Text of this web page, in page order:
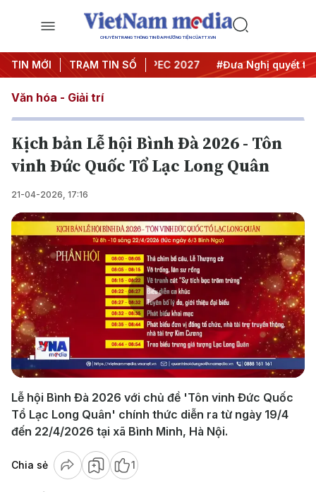
CHUYÊN TRANG THÔNG TIN ĐA PHƯƠNG TIỆN CỦA TTXVN
TIN MỚI TRẠM TIN SỐ
nghị Trung ương 3 #APEC 2027 #Đưa Nghị quyết thành
Văn hóa - Giải trí
Kịch bản Lễ hội Bình Đà 2026 - Tôn
vinh Đức Quốc Tổ Lạc Long Quân
21-04-2026, 17:16
Play
Video
Lễ hội Bình Đà 2026 với chủ đề 'Tôn vinh Đức Quốc
Tổ Lạc Long Quân' chính thức diễn ra từ ngày 19/4
đến 22/4/2026 tại xã Bình Minh, Hà Nội.
Chia sẻ 1